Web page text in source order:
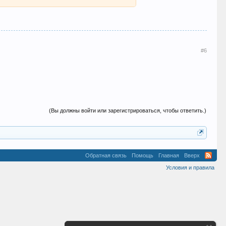
#6
(Вы должны войти или зарегистрироваться, чтобы ответить.)
Обратная связь Помощь Главная
Вверх
Условия и правила